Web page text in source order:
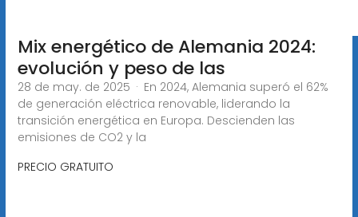
Mix energético de Alemania 2024:
evolución y peso de las
28 de may. de 2025 · En 2024, Alemania superó el 62%
de generación eléctrica renovable, liderando la
transición energética en Europa. Descienden las
emisiones de CO2 y la
PRECIO GRATUITO